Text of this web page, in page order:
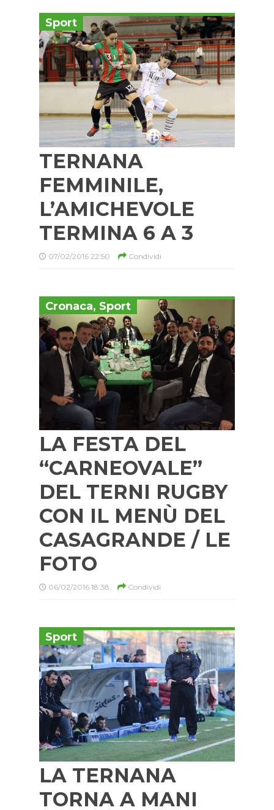
Sport
TERNANA
FEMMINILE,
L’AMICHEVOLE
TERMINA 6 A 3
07/02/2016 22:50 Condividi
Cronaca, Sport
LA FESTA DEL
“CARNEOVALE”
DEL TERNI RUGBY
CON IL MENÙ DEL
CASAGRANDE / LE
FOTO
06/02/2016 18:38 Condividi
Sport
LA TERNANA
TORNA A MANI